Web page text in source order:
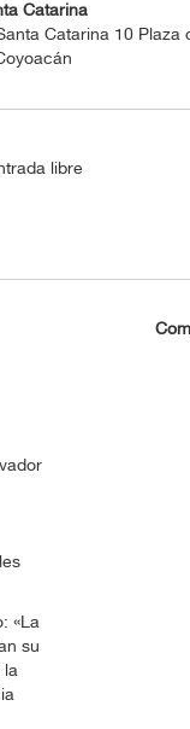
Catarina
Catarina 10 Plaza
libre
«La
su
la